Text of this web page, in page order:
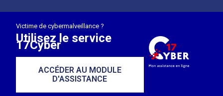
Victime de cybermalveillance ?
Utilisez le service
17Cyber
ACCÉDER AU MODULE
D'ASSISTANCE